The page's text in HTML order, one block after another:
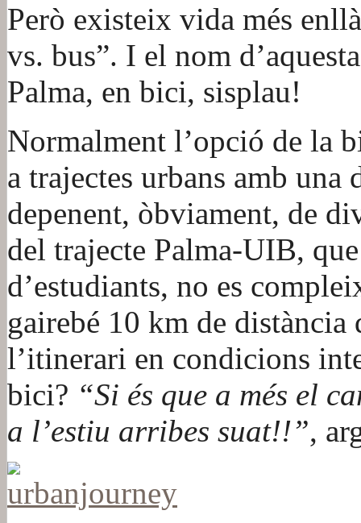
Però existeix vida més
vs. bus”. I el nom
Palma, en bici, sisplau!
Normalment l’opció de la
a trajectes urbans amb
depenent, òbviament, de
del trajecte Palma-UIB,
d’estudiants, no es
gairebé 10 km de
l’itinerari en condicions
bici? “Si és que a més el
a l’estiu arribes suat!!”,